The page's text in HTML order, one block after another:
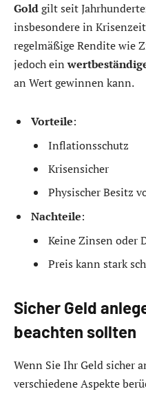
Goldgilt seit
insbesondere in
regelmäßige Rendite wie
jedoch ein
an Wert gewinnen kann.
Vorteile:
Inflationsschutz
Krisensicher
Physischer Besitz
Nachteile:
Keine Zinsen oder
Preis kann stark
Sicher Geld
beachten sollten
Wenn Sie Ihr Geld sicher
verschiedene Aspekte